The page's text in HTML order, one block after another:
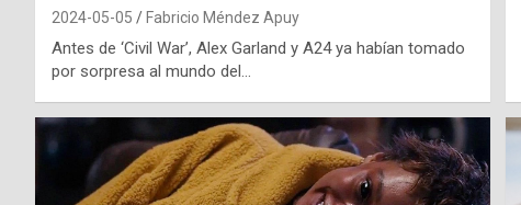
2024-05-05 Fabricio Méndez Apuy
Antes de ‘Civil War’, Alex Garland y A24 ya habían tomado
por sorpresa al mundo del…